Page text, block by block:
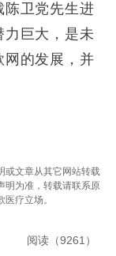
陈卫党先生进
巨大，是未
网的发展，并
或文章从其它网站转载
明为准，转载请联系原
疗立场。
阅读（9261）